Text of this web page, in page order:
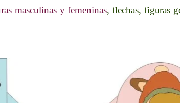
masculinas y femeninas, flechas, figuras